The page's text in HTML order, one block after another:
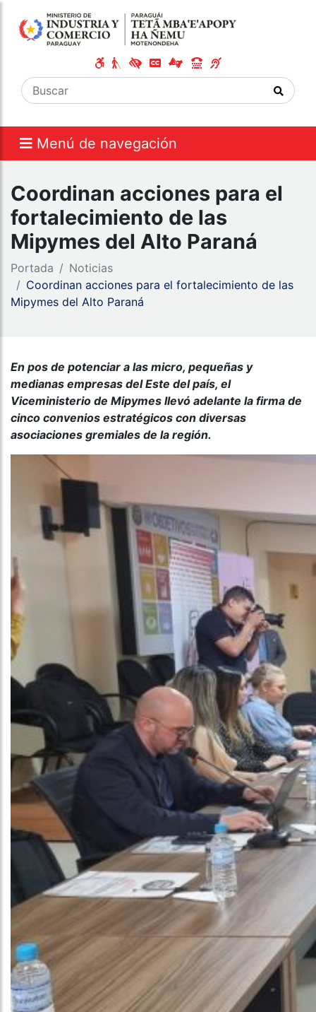
Menú de navegación
Coordinan acciones para el
fortalecimiento de las
Mipymes del Alto Paraná
Portada
Noticias
Coordinan acciones para el fortalecimiento de las
Mipymes del Alto Paraná
En pos de potenciar a las micro, pequeñas y
medianas empresas del Este del país, el
Viceministerio de Mipymes llevó adelante la firma de
cinco convenios estratégicos con diversas
asociaciones gremiales de la región.